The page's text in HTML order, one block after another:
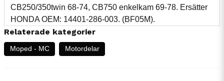
CB250/350twin 68-74, CB750 enkelkam 69-78. Ersätter
HONDA OEM: 14401-286-003. (BF05M).
Relaterade kategorier
Moped - MC Motordelar